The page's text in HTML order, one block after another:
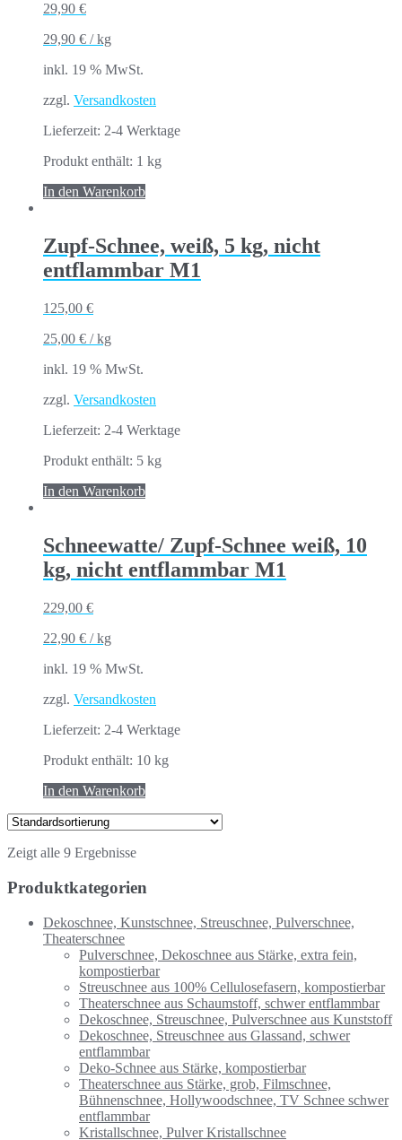
29,90 €
29,90 € /kg
inkl. 19 % MwSt.
zzgl. Versandkosten
Lieferzeit: 2-4 Werktage
Produkt enthält: 1 kg
In den Warenkorb
Zupf-Schnee, weiß, 5 kg, nicht
entflammbar M1
125,00 €
25,00 € /kg
inkl. 19 % MwSt.
zzgl. Versandkosten
Lieferzeit: 2-4 Werktage
Produkt enthält: 5 kg
In den Warenkorb
Schneewatte/ Zupf-Schnee weiß, 10
kg, nicht entflammbar M1
229,00 €
22,90 € /kg
inkl. 19 % MwSt.
zzgl. Versandkosten
Lieferzeit: 2-4 Werktage
Produkt enthält: 10 kg
In den Warenkorb
Zeigt alle 9 Ergebnisse
Produktkategorien
Dekoschnee, Kunstschnee, Streuschnee, Pulverschnee,
Theaterschnee
Pulverschnee, Dekoschnee aus Stärke, extra fein,
kompostierbar
Streuschnee aus 100% Cellulosefasern, kompostierbar
Theaterschnee aus Schaumstoff, schwer entflammbar
Dekoschnee, Streuschnee, Pulverschnee aus Kunststoff
Dekoschnee, Streuschnee aus Glassand, schwer
entflammbar
Deko-Schnee aus Stärke, kompostierbar
Theaterschnee aus Stärke, grob, Filmschnee,
Bühnenschnee, Hollywoodschnee, TV Schnee schwer
entflammbar
Kristallschnee, Pulver Kristallschnee